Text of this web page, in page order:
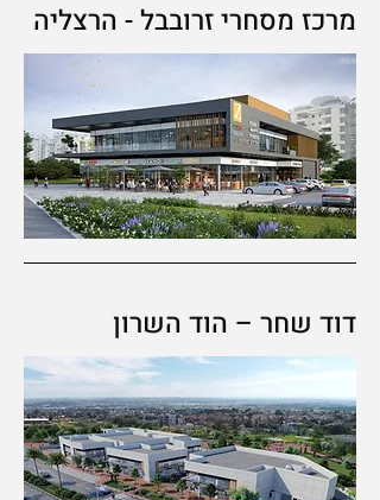
מרכז מסחרי זרובבל - הרצליה
דוד שחר – הוד השרון